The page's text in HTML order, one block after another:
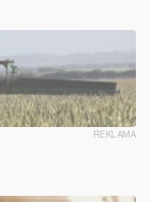
REKLAMA